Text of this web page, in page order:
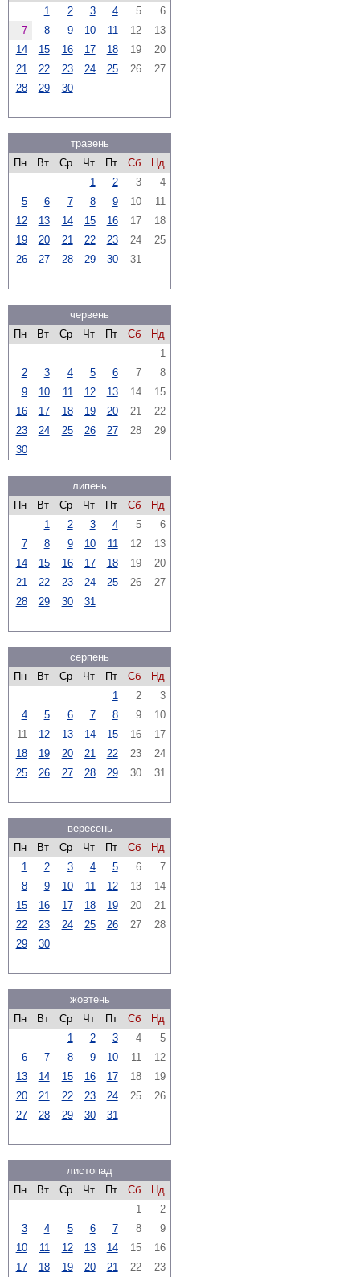
1
2 3 4 5
6
7
8 9 10 11 12
13
14
15 16 17 18 19
20
21
22 23 24 25 26
27
28
29 30
травень
Пн
Вт Ср Чт Пт Сб
Нд
1
2 3
4
5
6 7 8 9 10
11
12
13 14 15 16 17
18
19
20 21 22 23 24
25
26
27 28 29 30 31
червень
Пн
Вт Ср Чт Пт Сб
Нд
1
2
3 4 5 6 7
8
9
10 11 12 13 14
15
16
17 18 19 20 21
22
23
24 25 26 27 28
29
30
липень
Пн
Вт Ср Чт Пт Сб
Нд
1
2 3 4 5
6
7
8 9 10 11 12
13
14
15 16 17 18 19
20
21
22 23 24 25 26
27
28
29 30 31
серпень
Пн
Вт Ср Чт Пт Сб
Нд
1
2
3
4
5 6 7 8 9
10
11
12 13 14 15 16
17
18
19 20 21 22 23
24
25
26 27 28 29 30 31
вересень
Пн
Вт Ср Чт Пт Сб
Нд
1
2 3 4 5 6
7
8
9 10 11 12 13
14
15
16 17 18 19 20
21
22
23 24 25 26 27
28
29
30
жовтень
Пн
Вт Ср Чт Пт Сб
Нд
1
2 3 4
5
6
7 8 9 10 11
12
13
14 15 16 17 18
19
20
21 22 23 24 25
26
27
28 29 30 31
листопад
Пн
Вт Ср Чт Пт Сб
Нд
1
2
3
4 5 6 7 8
9
10
11 12 13 14 15
16
17
18 19 20 21 22 23